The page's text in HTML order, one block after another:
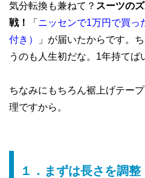
気分転換も兼ねて？ スーツの
戦！
「 ニッセンで1万円で買っ
付き）
」が届いたからです。
うのも人生初だな。1年持てば
ちなみにもちろん裾上げテー
理ですから。
１．まずは長さを調整